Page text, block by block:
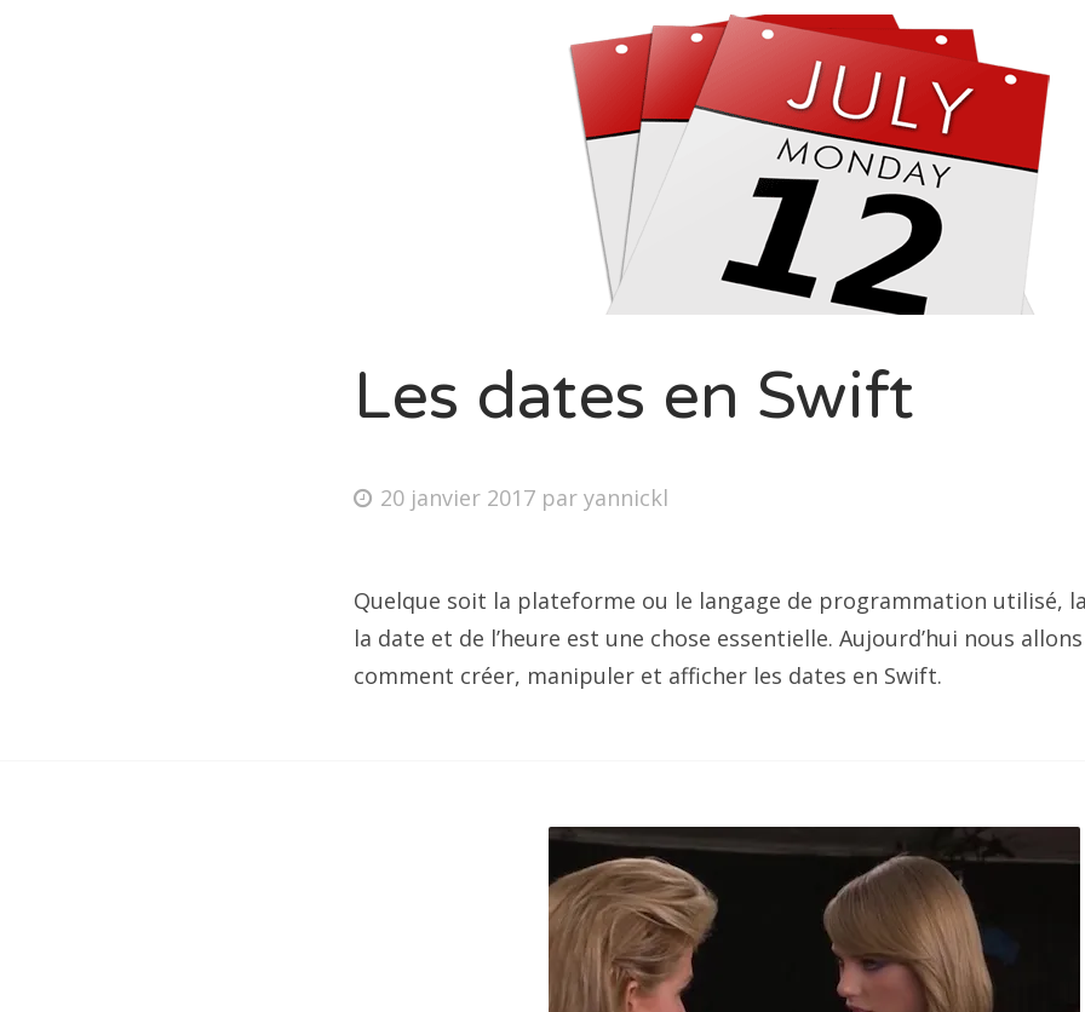
Les dates en Swift
20 janvier 2017 paryannickl
Quelque soit la plateforme ou le langage de programmation utilisé,
la date et de l’heure est une chose essentielle. Aujourd’hui nous
comment créer, manipuler et afficher les dates en Swift.